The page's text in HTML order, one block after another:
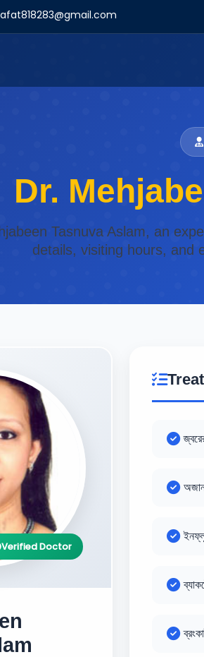
Dr.
Tasnuva Aslam, an
details, visiting hours, and
Verified Doctor